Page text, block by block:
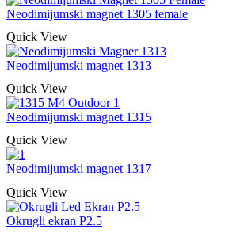
Neodimijumski magnet 1305 female
Quick View
Neodimijumski magnet 1313
Quick View
Neodimijumski magnet 1315
Quick View
Neodimijumski magnet 1317
Quick View
Okrugli ekran P2.5